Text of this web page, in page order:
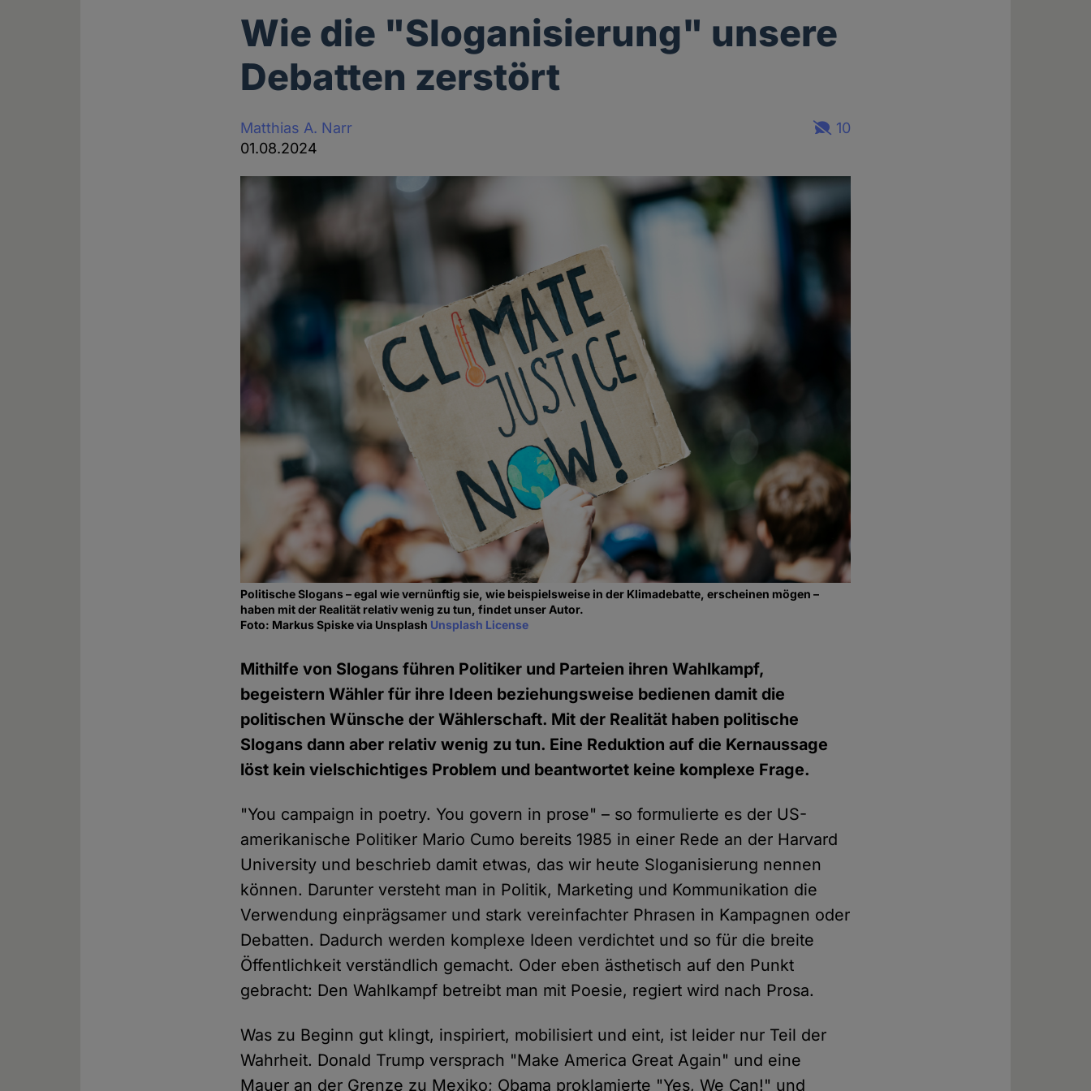
Wie die "Sloganisierung" unsere
Debatten zerstört
Matthias A. Narr
01.08.2024
10
Politische Slogans – egal wie vernünftig sie, wie beispielsweise in der Klimadebatte, erscheinen mögen –
haben mit der Realität relativ wenig zu tun, findet unser Autor.
Foto: Markus Spiske via Unsplash Unsplash License
Mithilfe von Slogans führen Politiker und Parteien ihren Wahlkampf,
begeistern Wähler für ihre Ideen beziehungsweise bedienen damit die
politischen Wünsche der Wählerschaft. Mit der Realität haben politische
Slogans dann aber relativ wenig zu tun. Eine Reduktion auf die Kernaussage
löst kein vielschichtiges Problem und beantwortet keine komplexe Frage.
"You campaign in poetry. You govern in prose" – so formulierte es der US-
amerikanische Politiker Mario Cumo bereits 1985 in einer Rede an der Harvard
University und beschrieb damit etwas, das wir heute Sloganisierung nennen
können. Darunter versteht man in Politik, Marketing und Kommunikation die
Verwendung einprägsamer und stark vereinfachter Phrasen in Kampagnen oder
Debatten. Dadurch werden komplexe Ideen verdichtet und so für die breite
Öffentlichkeit verständlich gemacht. Oder eben ästhetisch auf den Punkt
gebracht: Den Wahlkampf betreibt man mit Poesie, regiert wird nach Prosa.
Was zu Beginn gut klingt, inspiriert, mobilisiert und eint, ist leider nur Teil der
Wahrheit. Donald Trump versprach "Make America Great Again" und eine
Mauer an der Grenze zu Mexiko; Obama proklamierte "Yes, We Can!" und